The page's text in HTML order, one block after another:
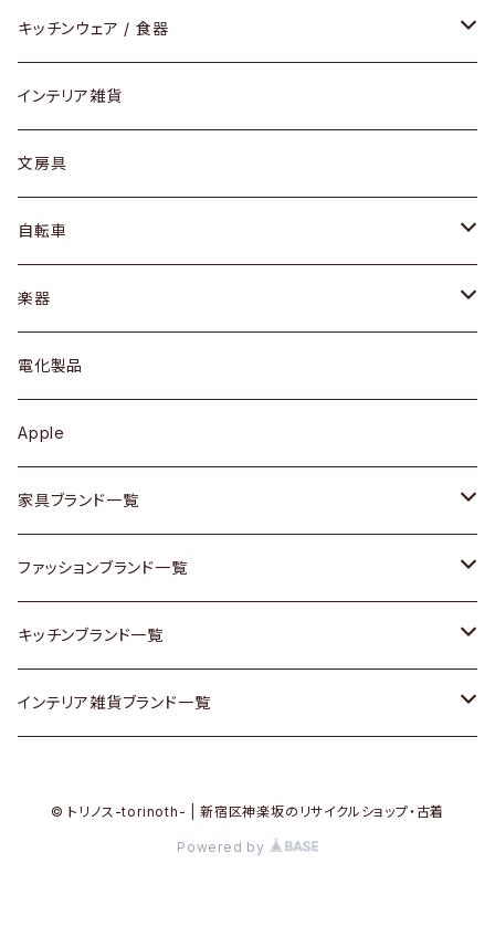
ダイニングセット / ダイニングテーブル
ローテーブル / サイドテーブル
デスク / コンソール
ドレッサー
シェルフ
キュリオケース / 飾り棚
カップボード / 食器棚
チェスト
その他家具
Vintageヴィンテージ / Antiqueアンティーク
Designers / デザイナーズ
テーブルランプ / デスクスタンド
フロアライト
アクセサリー
リング
ピアス / イヤリング
財布
バッグ
アウター
トップス
ワンピース
ボトムス
靴
スカーフ
腕時計
Vintage / ヴィンテージ
キッチンウェア / 食器
グラス / タンブラー
カップ / マグ
プレート / ボウル
カトラリー
ケトル / ティーポット
鍋 / フライパン
Vintage / ヴィンテージ
銀製品
和物 / 作家物
その他キッチン雑貨
インテリア雑貨
文房具
自転車
dahon
楽器
ギター
ベース
その他楽器
電化製品
Apple
家具ブランド一覧
ACME Furniture / アクメ ファニチャー
ACTUS / アクタス
arflex / アルフレックス
ファッションブランド一覧
agnes b / アニエス ベー
BALLY / バリー
キッチンブランド一覧
ARABIA / アラビア
インテリア雑貨ブランド一覧
© トリノス-torinoth- | 新宿区神楽坂のリサイクルショップ・古着
Powered by